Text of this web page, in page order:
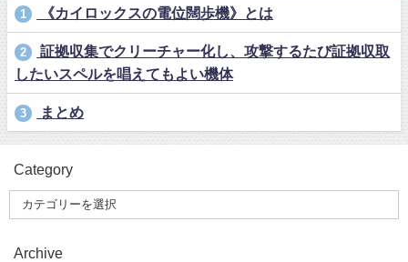
1 《カイロックスの電位闊歩機》とは
2
証拠収集でクリーチャー化し、攻撃するたび証拠収取
したいスペルを唱えてもよい機体
3 まとめ
Category
Archive